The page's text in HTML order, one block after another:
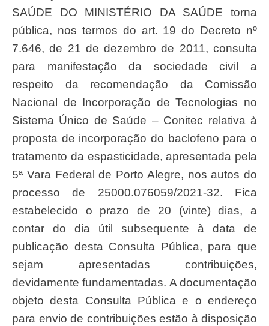
SAÚDE DO MINISTÉRIO DA SAÚDE torna
pública, nos termos do art. 19 do Decreto nº
7.646, de 21 de dezembro de 2011, consulta
para manifestação da sociedade civil a
respeito da recomendação da Comissão
Nacional de Incorporação de Tecnologias no
Sistema Único de Saúde – Conitec relativa à
proposta de incorporação do baclofeno para o
tratamento da espasticidade, apresentada pela
5ª Vara Federal de Porto Alegre, nos autos do
processo de 25000.076059/2021-32. Fica
estabelecido o prazo de 20 (vinte) dias, a
contar do dia útil subsequente à data de
publicação desta Consulta Pública, para que
sejam apresentadas contribuições,
devidamente fundamentadas. A documentação
objeto desta Consulta Pública e o endereço
para envio de contribuições estão à disposição